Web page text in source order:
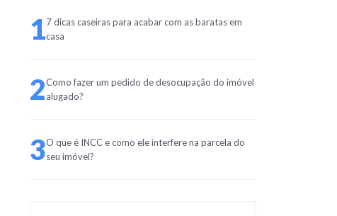
17 dicas caseiras para acabar com as baratas em
casa
2Como fazer um pedido de desocupação do imóvel
alugado?
3O que é INCC e como ele interfere na parcela do
seu imóvel?